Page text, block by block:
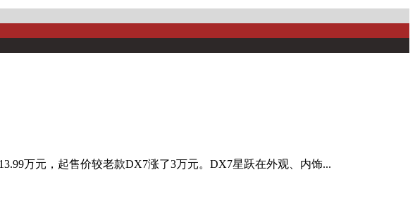
万元，起售价较老款DX7涨了3万元。DX7星跃在外观、内饰...